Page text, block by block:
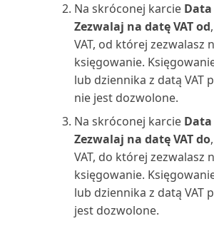
Serwis: wydanie (raport
dokumentu)
Skonsolidowany bilans próbny
(4) (raport)
Skonsolidowany bilans próbny
(raport Excel)
Skonsolidowany bilans próbny
(raport)
Na skróconej karcie Data
Zezwalaj na datę VAT od
VAT, od której zezwalasz
księgowanie.
lub dziennika z datą VAT
nie jest dozwolone.
Na skróconej karcie Data
Zezwalaj na datę VAT do
VAT, do której zezwalasz
księgowanie.
lub dziennika z datą VAT
jest dozwolone.